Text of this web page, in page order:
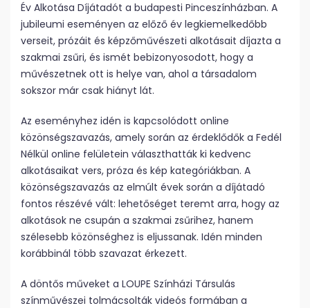
Év Alkotása Díjátadót a budapesti Pinceszínházban. A
jubileumi eseményen az előző év legkiemelkedőbb
verseit, prózáit és képzőművészeti alkotásait díjazta a
szakmai zsűri, és ismét bebizonyosodott, hogy a
művészetnek ott is helye van, ahol a társadalom
sokszor már csak hiányt lát.
Az eseményhez idén is kapcsolódott online
közönségszavazás, amely során az érdeklődők a Fedél
Nélkül online felületein választhatták ki kedvenc
alkotásaikat vers, próza és kép kategóriákban. A
közönségszavazás az elmúlt évek során a díjátadó
fontos részévé vált: lehetőséget teremt arra, hogy az
alkotások ne csupán a szakmai zsűrihez, hanem
szélesebb közönséghez is eljussanak. Idén minden
korábbinál több szavazat érkezett.
A döntős műveket a LOUPE Színházi Társulás
színművészei tolmácsolták videós formában a